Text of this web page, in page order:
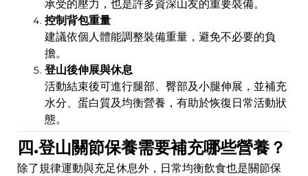
承受的壓力，也是許多資深山友的重要裝備。
控制背包重量
建議依個人體能調整裝備重量，避免不必要的負
擔。
登山後伸展與休息
活動結束後可進行腿部、臀部及小腿伸展，並補充
水分、蛋白質及均衡營養，有助於恢復日常活動狀
態。
四.登山關節保養需要補充哪些營養？
除了規律運動與充足休息外，日常均衡飲食也是關節保